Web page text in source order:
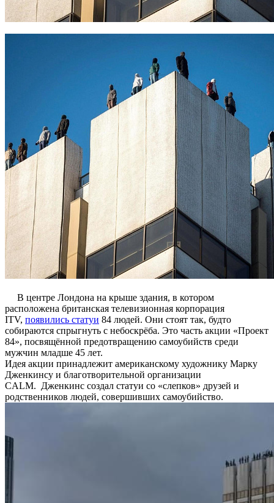
В центре Лондона на крыше здания, в котором
расположена британская телевизионная корпорация
ITV, появились статуи 84 людей. Они стоят так, будто
собираются спрыгнуть с небоскрёба. Это часть акции «Проект
84», посвящённой предотвращению самоубийств среди
мужчин младше 45 лет.
Идея акции принадлежит американскому художнику Марку
Дженкинсу и благотворительной организации
CALM. Дженкинс создал статуи со «слепков» друзей и
родственников людей, совершивших самоубийство.